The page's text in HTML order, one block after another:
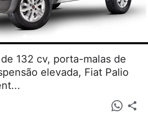
132 cv, porta-malas de
elevada, Fiat Palio